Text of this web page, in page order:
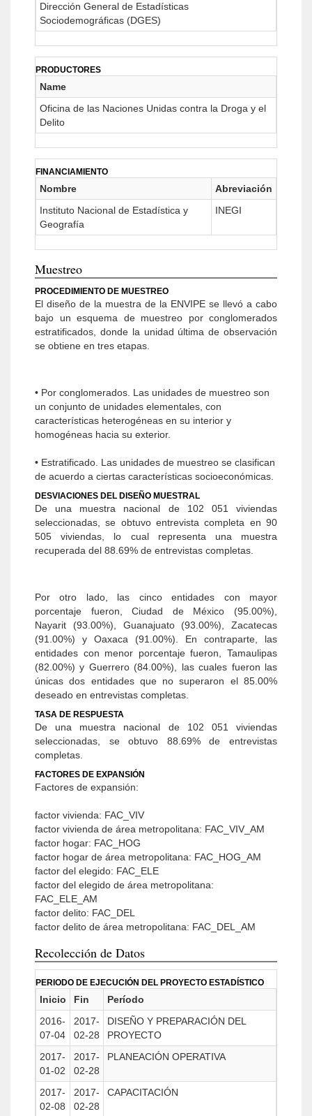
Dirección General de Estadísticas
Sociodemográficas (DGES)
PRODUCTORES
Name
Oficina de las Naciones Unidas contra la Droga y el
Delito
FINANCIAMIENTO
Nombre
Abreviación
Instituto Nacional de Estadística y
Geografía
INEGI
Muestreo
PROCEDIMIENTO DE MUESTREO
El diseño de la muestra de la ENVIPE se llevó a cabo
bajo un esquema de muestreo por conglomerados
estratificados, donde la unidad última de observación
se obtiene en tres etapas.
• Por conglomerados. Las unidades de muestreo son
un conjunto de unidades elementales, con
características heterogéneas en su interior y
homogéneas hacia su exterior.
• Estratificado. Las unidades de muestreo se clasifican
de acuerdo a ciertas características socioeconómicas.
DESVIACIONES DEL DISEÑO MUESTRAL
De una muestra nacional de 102 051 viviendas
seleccionadas, se obtuvo entrevista completa en 90
505 viviendas, lo cual representa una muestra
recuperada del 88.69% de entrevistas completas.
Por otro lado, las cinco entidades con mayor
porcentaje fueron, Ciudad de México (95.00%),
Nayarit (93.00%), Guanajuato (93.00%), Zacatecas
(91.00%) y Oaxaca (91.00%). En contraparte, las
entidades con menor porcentaje fueron, Tamaulipas
(82.00%) y Guerrero (84.00%), las cuales fueron las
únicas dos entidades que no superaron el 85.00%
deseado en entrevistas completas.
TASA DE RESPUESTA
De una muestra nacional de 102 051 viviendas
seleccionadas, se obtuvo 88.69% de entrevistas
completas.
FACTORES DE EXPANSIÓN
Factores de expansión:
factor vivienda: FAC_VIV
factor vivienda de área metropolitana: FAC_VIV_AM
factor hogar: FAC_HOG
factor hogar de área metropolitana: FAC_HOG_AM
factor del elegido: FAC_ELE
factor del elegido de área metropolitana:
FAC_ELE_AM
factor delito: FAC_DEL
factor delito de área metropolitana: FAC_DEL_AM
Recolección de Datos
PERIODO DE EJECUCIÓN DEL PROYECTO ESTADÍSTICO
Inicio Fin
Período
2016-
07-04
2017-
02-28
DISEÑO Y PREPARACIÓN DEL
PROYECTO
2017-
01-02
2017-
02-28
PLANEACIÓN OPERATIVA
2017-
02-08
2017-
02-28
CAPACITACIÓN